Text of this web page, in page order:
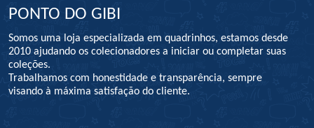
PONTO DO GIBI
Somos uma loja especializada em quadrinhos, estamos desde
2010 ajudando os colecionadores a iniciar ou completar suas
coleções.
Trabalhamos com honestidade e transparência, sempre
visando à máxima satisfação do cliente.